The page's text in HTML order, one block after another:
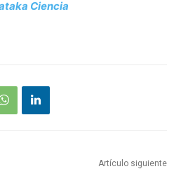
Ciencia
Artículo siguiente